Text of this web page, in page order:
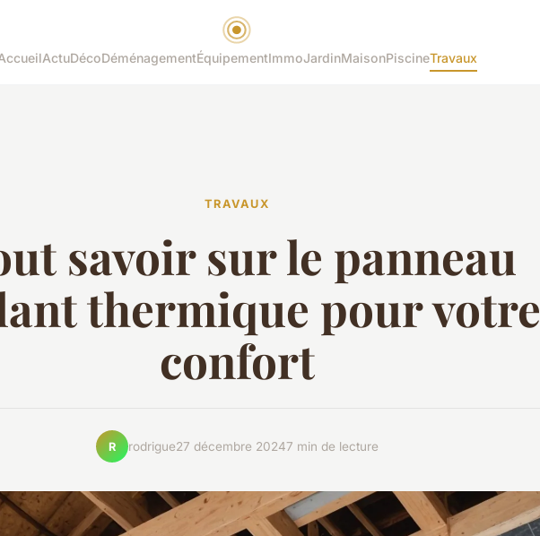
ActuDécoDéménagementÉquipementImmoJardinMaisonPiscineTravaux
TRAVAUX
savoir sur le panneau
thermique pour votre
confort
R rodrigue27 décembre 20247 min de lecture